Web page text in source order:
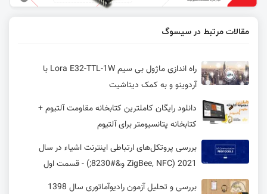
مقالات مرتبط در سیسوگ
راه اندازی ماژول بی سیم Lora E32-TTL-1W با
آردوینو و به کمک دیتاشیت
دانلود رایگان کاملترین کتابخانه مقاومت آلتیوم +
کتابخانه پتانسیومتر برای آلتیوم
بررسی پروتکل‌های ارتباطی اینترنت اشیاء در سال
2021 (ZigBee, NFC و&#8230;) - قسمت اول
بررسی و تحلیل آزمون رادیوآماتوری سال 1398